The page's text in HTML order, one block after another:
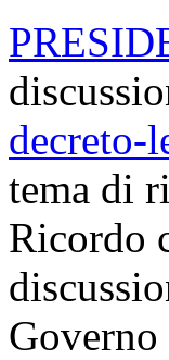
decreto-
tema di
Ricordo